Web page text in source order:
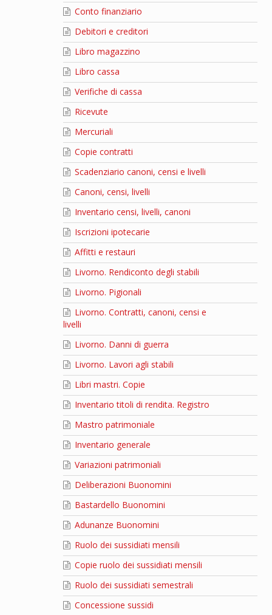
Conto finanziario
Debitori e creditori
Libro magazzino
Libro cassa
Verifiche di cassa
Ricevute
Mercuriali
Copie contratti
Scadenziario canoni, censi e livelli
Canoni, censi, livelli
Inventario censi, livelli, canoni
Iscrizioni ipotecarie
Affitti e restauri
Livorno. Rendiconto degli stabili
Livorno. Pigionali
Livorno. Contratti, canoni, censi e
livelli
Livorno. Danni di guerra
Livorno. Lavori agli stabili
Libri mastri. Copie
Inventario titoli di rendita. Registro
Mastro patrimoniale
Inventario generale
Variazioni patrimoniali
Deliberazioni Buonomini
Bastardello Buonomini
Adunanze Buonomini
Ruolo dei sussidiati mensili
Copie ruolo dei sussidiati mensili
Ruolo dei sussidiati semestrali
Concessione sussidi